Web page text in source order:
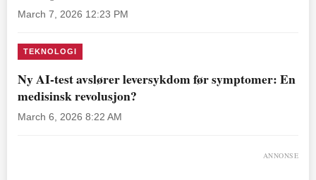
March 7, 2026 12:23 PM
TEKNOLOGI
Ny AI-test avslører leversykdom før symptomer: En
medisinsk revolusjon?
March 6, 2026 8:22 AM
ANNONSE